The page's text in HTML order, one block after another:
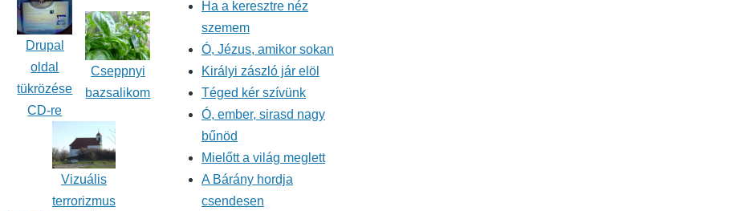
Drupal
oldal
tükrözése
CD-re
Cseppnyi
bazsalikom
Vizuális
terrorizmus
Ha a keresztre néz
szemem
Ó, Jézus, amikor sokan
Királyi zászló jár elöl
Téged kér szívünk
Ó, ember, sirasd nagy
bűnöd
Mielőtt a világ meglett
A Bárány hordja
csendesen